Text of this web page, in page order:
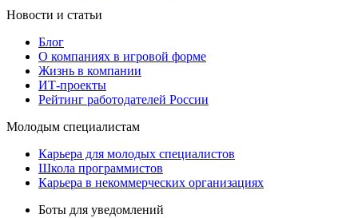
Новости и статьи
Блог
О компаниях в игровой форме
Жизнь в компании
ИТ-проекты
Рейтинг работодателей России
Молодым специалистам
Карьера для молодых специалистов
Школа программистов
Карьера в некоммерческих организациях
Боты для уведомлений